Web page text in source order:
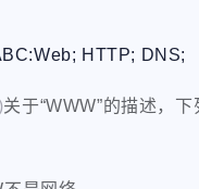
HTTP; DNS;
关于“WWW”的描述，